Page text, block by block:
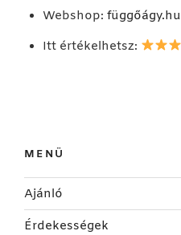
Webshop: függőágy.hu
Itt értékelhetsz:
MENÜ
Ajánló
Érdekességek